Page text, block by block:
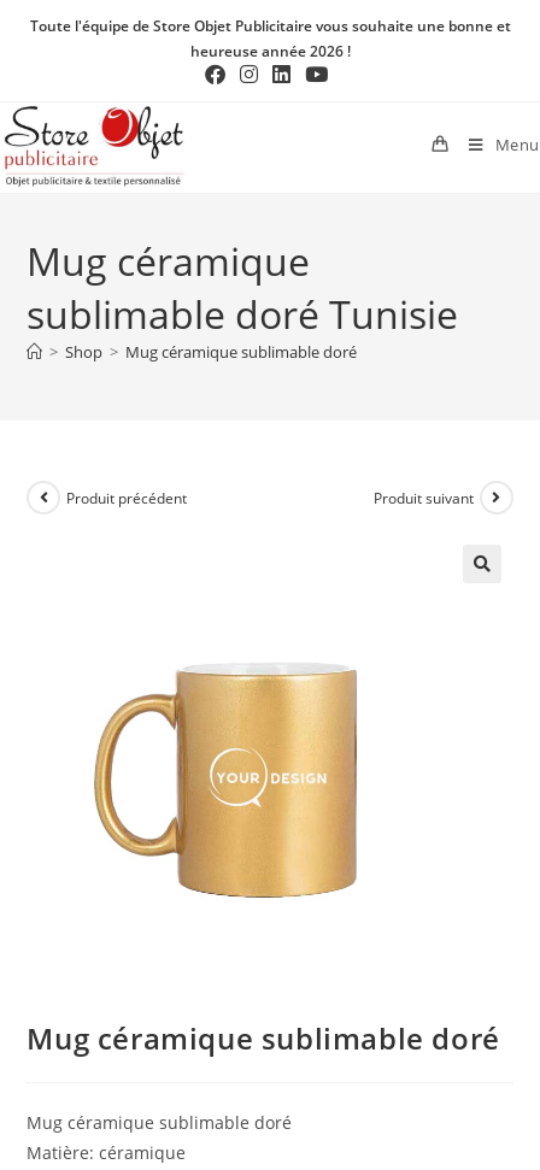
Toute l'équipe de Store Objet Publicitaire vous souhaite une bonne et
heureuse année 2026 !
Menu
Mug céramique
sublimable doré Tunisie
> Shop > Mug céramique sublimable doré
Produit précédent Produit suivant
Mug céramique sublimable doré
Mug céramique sublimable doré
Matière: céramique